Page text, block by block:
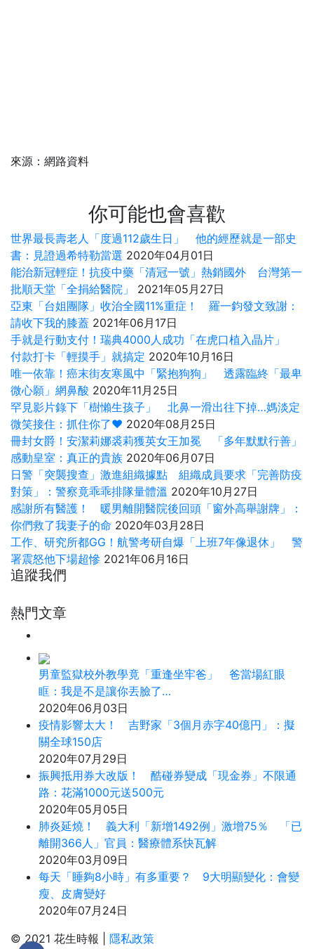
來源：網路資料
你可能也會喜歡
世界最長壽老人「度過112歲生日」 他的經歷就是一部史
書：見證過希特勒當選 2020年04月01日
能治新冠輕症！抗疫中藥「清冠一號」熱銷國外 台灣第一
批順天堂「全捐給醫院」
2021年05月27日
亞東「台姐團隊」收治全國11%重症！ 羅一鈞發文致謝：
請收下我的膝蓋 2021年06月17日
手就是行動支付！瑞典4000人成功「在虎口植入晶片」
付款打卡「輕摸手」就搞定 2020年10月16日
唯一依靠！癌末街友寒風中「緊抱狗狗」 透露臨終「最卑
微心願」網鼻酸 2020年11月25日
罕見影片錄下「樹懶生孩子」 北鼻一滑出往下掉…媽淡定
微笑接住：抓住你了❤ 2020年08月25日
冊封女爵！安潔莉娜裘莉獲英女王加冕 「多年默默行善」
感動皇室：真正的貴族 2020年06月07日
日警「突襲搜查」激進組織據點 組織成員要求「完善防疫
對策」：警察竟乖乖排隊量體溫 2020年10月27日
感謝所有醫護！ 暖男離開醫院後回頭「窗外高舉謝牌」：
你們救了我妻子的命 2020年03月28日
工作、研究所都GG！航警考研自爆「上班7年像退休」 警
署震怒他下場超慘 2021年06月16日
追蹤我們
熱門文章
男童監獄校外教學竟「重逢坐牢爸」 爸當場紅眼
眶：我是不是讓你丟臉了…
2020年06月03日
疫情影響太大！ 吉野家「3個月赤字40億円」：擬
關全球150店
2020年07月29日
振興抵用券大改版！ 酷碰券變成「現金券」不限通
路：花滿1000元送500元
2020年05月05日
肺炎延燒！ 義大利「新增1492例」激增75％ 「已
離開366人」官員：醫療體系快瓦解
2020年03月09日
每天「睡夠8小時」有多重要？ 9大明顯變化：會變
瘦、皮膚變好
2020年07月24日
© 2021 花生時報 | 隱私政策